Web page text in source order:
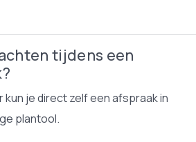
tijdens een
je direct zelf een afspraak in
plantool.